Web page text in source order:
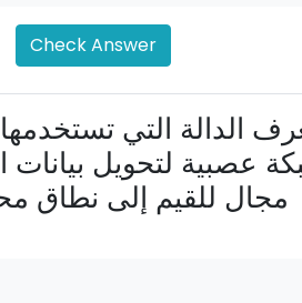
Check Answer
عصبية لتحويل بيانات
مجال للقيم إلى نطاق